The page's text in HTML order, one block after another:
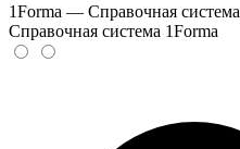
1Forma — Справочная система
Справочная система 1Forma